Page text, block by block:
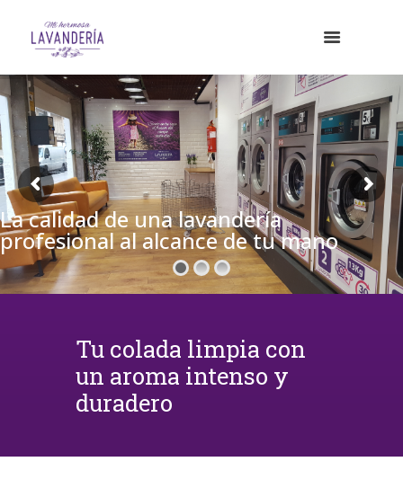
La calidad de una lavandería
profesional al alcance de tu mano
Tu colada limpia con
un aroma intenso y
duradero